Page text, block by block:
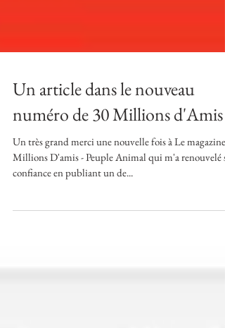
Un article dans le nouveau
numéro de 30 Millions d'Amis
Un très grand merci une nouvelle fois à Le magazine
confiance en publiant un de...